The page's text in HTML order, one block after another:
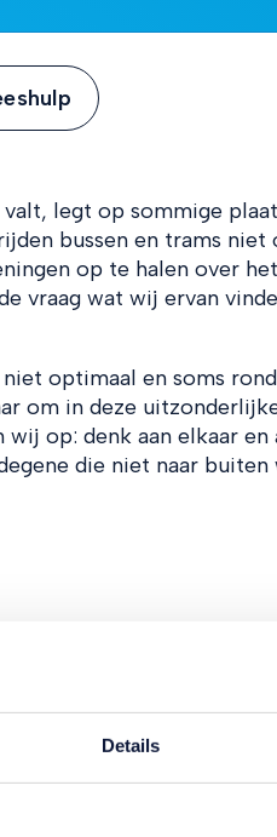
Details
legt op sommige
bussen en trams niet
op te halen over
vraag wat wij ervan
optimaal en soms
om in deze
op: denk aan elkaar en
die niet naar buiten
hier